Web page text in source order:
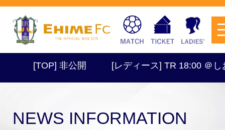
チケットを購入
[TOP] 非公開 [レディース] TR 18:00 ＠しお
NEWS INFORMATION